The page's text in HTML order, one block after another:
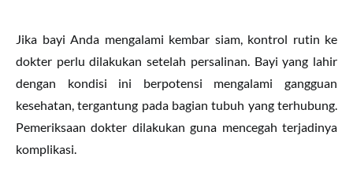
Jika bayi Anda mengalami kembar siam, kontrol rutin ke
dokter perlu dilakukan setelah persalinan. Bayi yang lahir
dengan kondisi ini berpotensi mengalami gangguan
kesehatan, tergantung pada bagian tubuh yang terhubung.
Pemeriksaan dokter dilakukan guna mencegah terjadinya
komplikasi.